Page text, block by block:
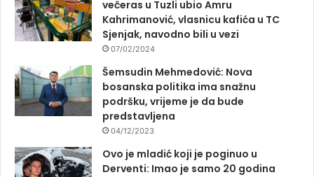
večeras u Tuzli ubio Amru
Kahrimanović, vlasnicu kafića u TC
Sjenjak, navodno bili u vezi
07/02/2024
Šemsudin Mehmedović: Nova
bosanska politika ima snažnu
podršku, vrijeme je da bude
predstavljena
04/12/2023
Ovo je mladić koji je poginuo u
Derventi: Imao je samo 20 godina